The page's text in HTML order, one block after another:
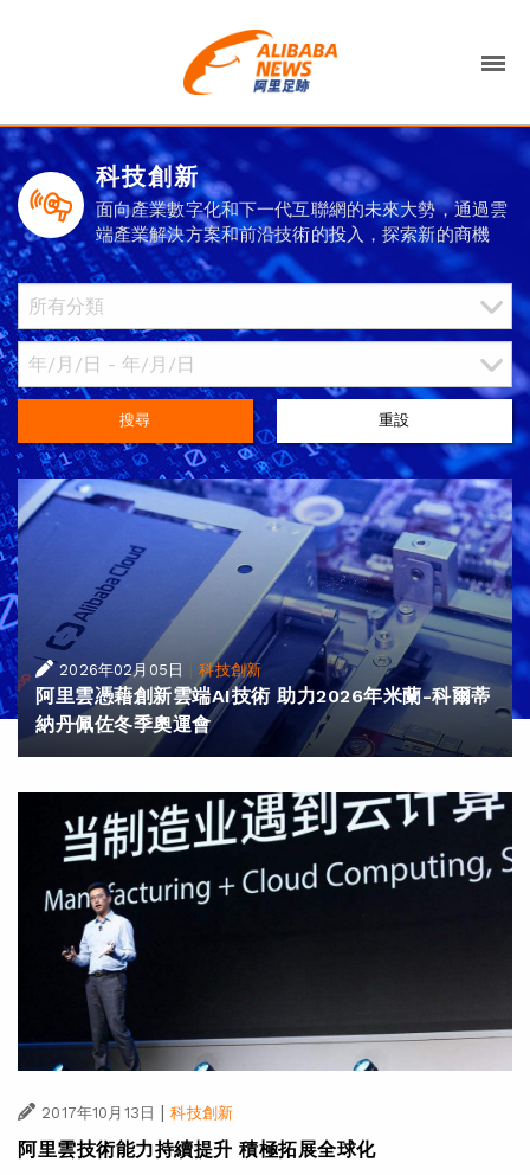
科技創新
面向產業數字化和下一代互聯網的未來大勢，通過雲
端產業解決方案和前沿技術的投入，探索新的商機
搜尋 重設
2026年02月05日 |科技創新
阿里雲憑藉創新雲端AI技術 助力2026年米蘭-科爾蒂
納丹佩佐冬季奧運會
2017年10月13日 | 科技創新
阿里雲技術能力持續提升 積極拓展全球化